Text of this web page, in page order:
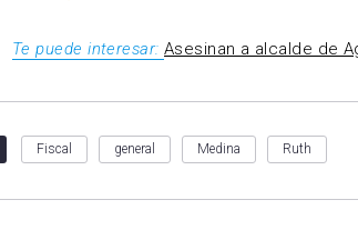
Te puede interesar: Asesinan a alcalde de
Fiscal general Medina Ruth